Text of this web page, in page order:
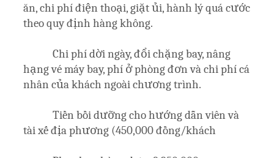
ăn, chi phí điện thoại, giặt ủi, hành lý quá cước
theo quy định hàng không.
Chi phí dời ngày, đổi chặng bay, nâng
hạng vé máy bay, phí ở phòng đơn và chi phí cá
nhân của khách ngoài chương trình.
Tiền bồi dưỡng cho hướng dẫn viên và
tài xế địa phương (450,000 đồng/khách